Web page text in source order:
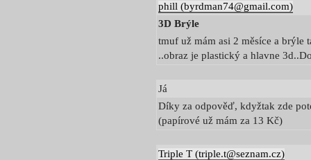
phill (byrdman74@gmail.com)
3D Brýle
tmuf už mám asi 2 měsíce a brýle
..obraz je plastický a hlavne
Já
Díky za odpověď, kdyžtak zde
(papírové už mám za 13 Kč)
Triple T (triple.t@seznam.cz)